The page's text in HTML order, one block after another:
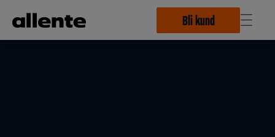
Bli kund